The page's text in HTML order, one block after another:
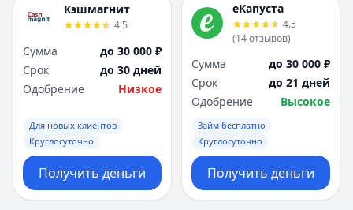
Кэшмагнит
4.5
Сумма
до 30 000 ₽
Срок
до 30 дней
Одобрение
Низкое
Для новых клиентов
Круглосуточно
Получить деньги
еКапуста
4.5
(14отзывов)
Сумма
до 30 000 ₽
Срок
до 21 дней
Одобрение
Высокое
Займ бесплатно
Круглосуточно
Получить деньги